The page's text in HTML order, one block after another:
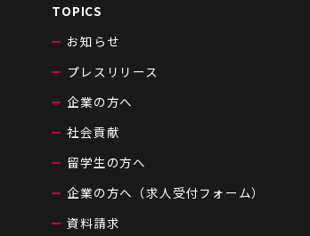
TOPICS
お知らせ
プレスリリース
企業の方へ
社会貢献
留学生の方へ
企業の方へ（求人受付フォーム）
資料請求